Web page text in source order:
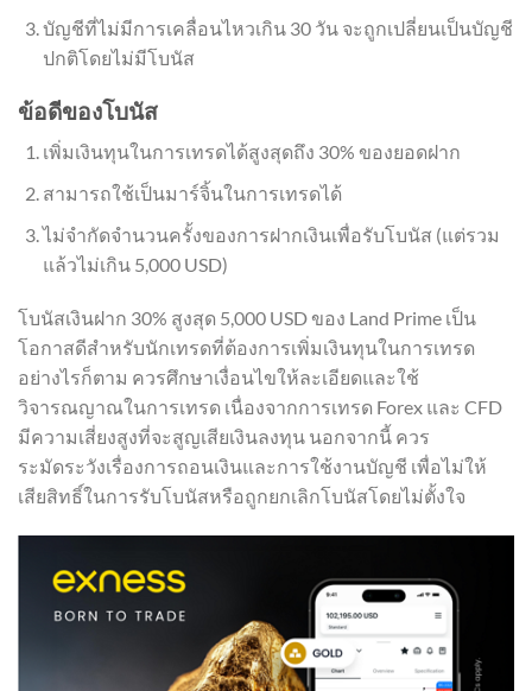
บัญชีที่ไม่มีการเคลื่อนไหวเกิน 30 วัน จะถูกเปลี่ยนเป็นบัญชี
ปกติโดยไม่มีโบนัส
ข้อดีของโบนัส
เพิ่มเงินทุนในการเทรดได้สูงสุดถึง 30% ของยอดฝาก
สามารถใช้เป็นมาร์จิ้นในการเทรดได้
ไม่จำกัดจำนวนครั้งของการฝากเงินเพื่อรับโบนัส (แต่รวม
แล้วไม่เกิน 5,000 USD)
โบนัสเงินฝาก 30% สูงสุด 5,000 USD ของ Land Prime เป็น
โอกาสดีสำหรับนักเทรดที่ต้องการเพิ่มเงินทุนในการเทรด
อย่างไรก็ตาม ควรศึกษาเงื่อนไขให้ละเอียดและใช้
วิจารณญาณในการเทรด เนื่องจากการเทรด Forex และ CFD
มีความเสี่ยงสูงที่จะสูญเสียเงินลงทุน นอกจากนี้ ควร
ระมัดระวังเรื่องการถอนเงินและการใช้งานบัญชี เพื่อไม่ให้
เสียสิทธิ์ในการรับโบนัสหรือถูกยกเลิกโบนัสโดยไม่ตั้งใจ